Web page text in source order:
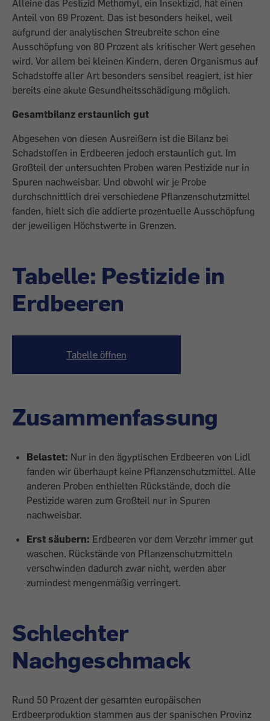
Alleine das Pestizid Methomyl, ein Insektizid, hat einen
Anteil von 69 Prozent. Das ist besonders heikel, weil
aufgrund der analytischen Streubreite schon eine
Ausschöpfung von 80 Prozent als kritischer Wert gesehen
wird. Vor allem bei kleinen Kindern, deren Organismus auf
Schadstoffe aller Art besonders sensibel reagiert, ist hier
bereits eine akute Gesundheitsschädigung möglich.
Gesamtbilanz erstaunlich gut
Abgesehen von diesen Ausreißern ist die Bilanz bei
Schadstoffen in Erdbeeren jedoch erstaunlich gut. Im
Großteil der untersuchten Proben waren Pestizide nur in
Spuren nachweisbar. Und obwohl wir je Probe
durchschnittlich drei verschiedene Pflanzenschutzmittel
fanden, hielt sich die addierte prozentuelle Ausschöpfung
der jeweiligen Höchstwerte in Grenzen.
Tabelle: Pestizide in
Erdbeeren
Tabelle öffnen
Zusammenfassung
Belastet: Nur in den ägyptischen Erdbeeren von Lidl
fanden wir überhaupt keine Pflanzenschutzmittel. Alle
anderen Proben enthielten Rückstände, doch die
Pestizide waren zum Großteil nur in Spuren
nachweisbar.
Erst säubern: Erdbeeren vor dem Verzehr immer gut
waschen. Rückstände von Pflanzenschutzmitteln
verschwinden dadurch zwar nicht, werden aber
zumindest mengenmäßig verringert.
Schlechter
Nachgeschmack
Rund 50 Prozent der gesamten europäischen
Erdbeerproduktion stammen aus der spanischen Provinz